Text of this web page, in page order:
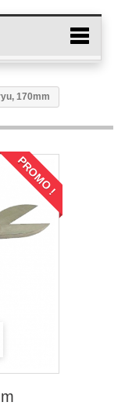
170mm
PROMO !